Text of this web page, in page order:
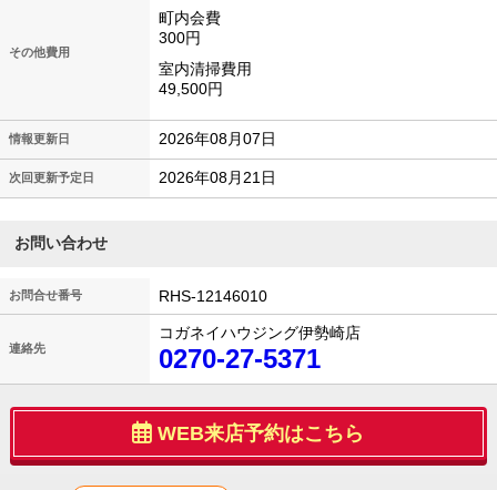
その他費用
町内会費
300円
室内清掃費用
49,500円
情報更新日 2026年08月07日
次回更新予定日 2026年08月21日
お問い合わせ
お問合せ番号 RHS-12146010
連絡先
コガネイハウジング伊勢崎店
0270-27-5371
WEB来店予約はこちら